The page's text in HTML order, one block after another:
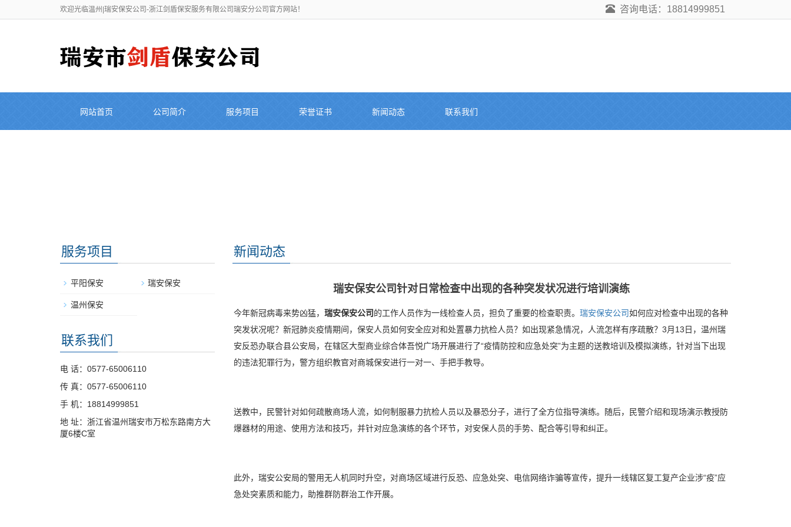
欢迎光临温州|瑞安保安公司-浙江剑盾保安服务有限公司瑞安分公司官方网站！ 咨询电话：18814999851
网站首页 公司简介 服务项目 荣誉证书 新闻动态 联系我们
新闻动态
瑞安保安公司针对日常检查中出现的各种突发状况进行培训演练
今年新冠病毒来势凶猛， 瑞安保安公司的工作人员作为一线检查人员，担负了重要的检查职责。 瑞安保安公司如何应对检查中出现的各种
突发状况呢？新冠肺炎疫情期间，保安人员如何安全应对和处置暴力抗检人员？如出现紧急情况，人流怎样有序疏散？3月13日，温州瑞
安反恐办联合县公安局，在辖区大型商业综合体吾悦广场开展进行了“疫情防控和应急处突”为主题的送教培训及模拟演练，针对当下出现
的违法犯罪行为，警方组织教官对商城保安进行一对一、手把手教导。
送教中，民警针对如何疏散商场人流，如何制服暴力抗检人员以及暴恐分子，进行了全方位指导演练。随后，民警介绍和现场演示教授防
爆器材的用途、使用方法和技巧，并针对应急演练的各个环节，对安保人员的手势、配合等引导和纠正。
此外，瑞安公安局的警用无人机同时升空，对商场区域进行反恐、应急处突、电信网络诈骗等宣传，提升一线辖区复工复产企业涉“疫”应
急处突素质和能力，助推群防群治工作开展。
服务项目
平阳保安 瑞安保安
温州保安
联系我们
电 话：0577-65006110
传 真：0577-65006110
手 机：18814999851
地 址：浙江省温州瑞安市万松东路南方大
厦6楼C室